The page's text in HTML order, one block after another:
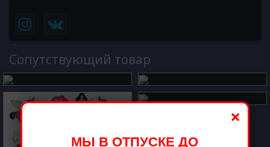
Cопутствующий товар
×
МЫ В ОТПУСКЕ ДО